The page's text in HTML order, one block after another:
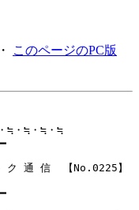
・ このページのPC版
≒・≒・≒・≒
通 信  【No.0225】